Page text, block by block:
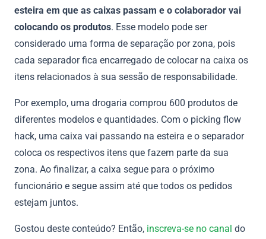
esteira em que as caixas passam e o colaborador vai
colocando os produtos. Esse modelo pode ser
considerado uma forma de separação por zona, pois
cada separador fica encarregado de colocar na caixa os
itens relacionados à sua sessão de responsabilidade.
Por exemplo, uma drogaria comprou 600 produtos de
diferentes modelos e quantidades. Com o picking flow
hack, uma caixa vai passando na esteira e o separador
coloca os respectivos itens que fazem parte da sua
zona. Ao finalizar, a caixa segue para o próximo
funcionário e segue assim até que todos os pedidos
estejam juntos.
Gostou deste conteúdo? Então, inscreva-se no canal do